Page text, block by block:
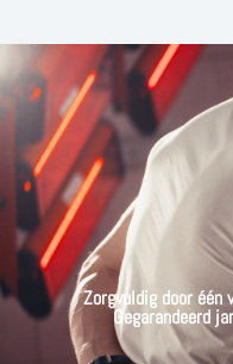
Zorgvuldig door één
Gegarandeerd